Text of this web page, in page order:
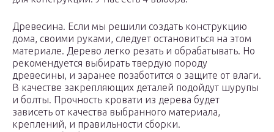
Древесина. Если мы решили создать конструкцию
дома, своими руками, следует остановиться на этом
материале. Дерево легко резать и обрабатывать. Но
рекомендуется выбирать твердую породу
древесины, и заранее позаботится о защите от влаги.
В качестве закрепляющих деталей подойдут шурупы
и болты. Прочность кровати из дерева будет
зависеть от качества выбранного материала,
креплений, и правильности сборки.